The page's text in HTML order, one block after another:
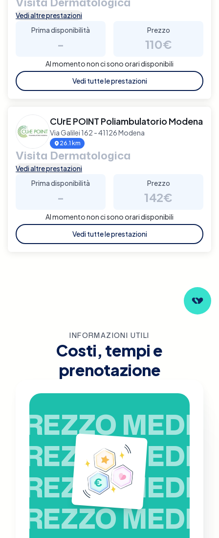
Vedi altre prestazioni
Prima disponibilità
-
Prezzo
110€
Al momento non ci sono orari disponibili
Vedi tutte le prestazioni
CUrE POINT Poliambulatorio Modena
Via Galilei 162 - 41126 Modena
26.1 km
Visita Dermatologica
Vedi altre prestazioni
Prima disponibilità
-
Prezzo
142€
Al momento non ci sono orari disponibili
Vedi tutte le prestazioni
INFORMAZIONI UTILI
Costi, tempi e
prenotazione
PREZZO MEDIO
PREZZO MEDIO
PREZZO MEDIO
PREZZO MEDIO